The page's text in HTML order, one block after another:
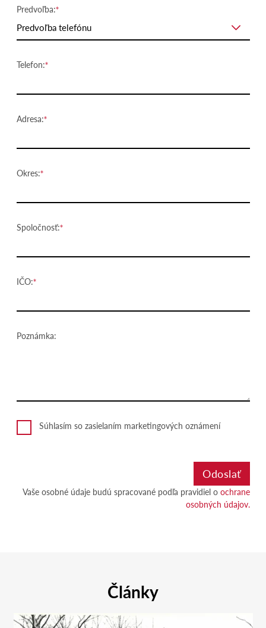
Predvoľba:
Predvoľba telefónu
Telefon:
Adresa:
Okres:
Spoločnosť:
IČO:
Poznámka:
Súhlasím so zasielaním marketingových oznámení
Vaše osobné údaje budú spracované podľa pravidiel o ochrane
osobných údajov.
Články